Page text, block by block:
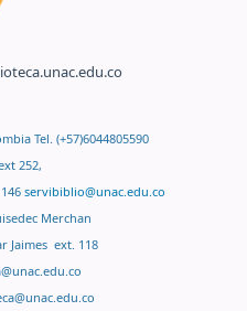
Tel. (+57)6044805590
252,
servibiblio@unac.edu.co
Merchan
Jaimes ext. 118